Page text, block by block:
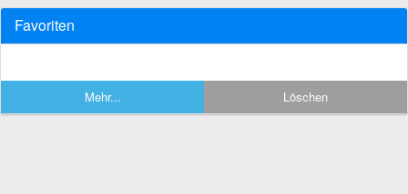
Favoriten
Mehr... Löschen